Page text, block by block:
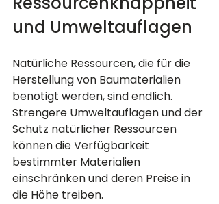
und Umweltauflagen
Natürliche Ressourcen, die für die
Herstellung von Baumaterialien
benötigt werden, sind endlich.
Strengere Umweltauflagen und der
Schutz natürlicher Ressourcen
können die Verfügbarkeit
bestimmter Materialien
einschränken und deren Preise in
die Höhe treiben.